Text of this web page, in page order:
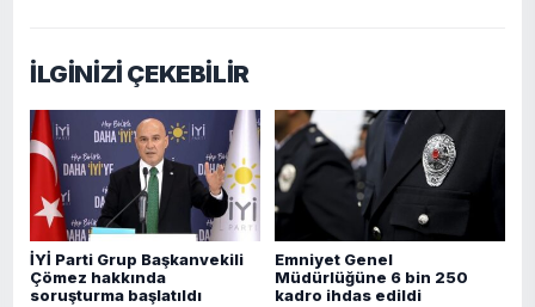
İLGİNİZİ ÇEKEBİLİR
İYİ Parti Grup Başkanvekili
Çömez hakkında
soruşturma başlatıldı
Emniyet Genel
Müdürlüğüne 6 bin 250
kadro ihdas edildi